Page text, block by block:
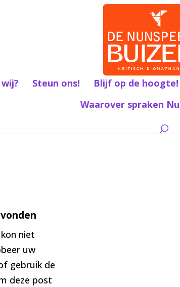
Steun ons! Blijf op de hoogte!
Waarover spraken
niet
uw
gebruik de
deze post